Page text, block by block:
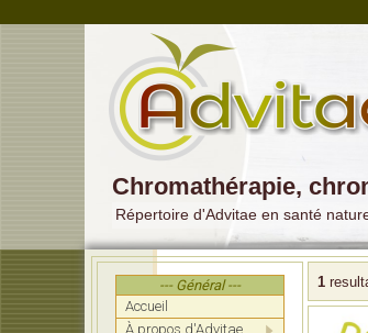
Chromathérapie,
Répertoire d'Advitae en santé
--- Général ---
Accueil
À propos d'Advitae
1